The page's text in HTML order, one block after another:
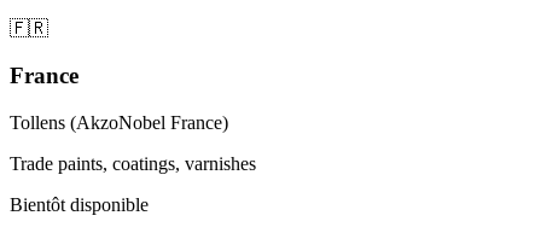
🇫🇷
France
Tollens (AkzoNobel France)
Trade paints, coatings, varnishes
Bientôt disponible